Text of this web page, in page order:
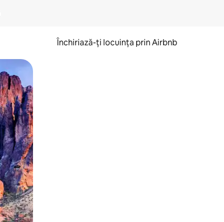
Închiriază-ți locuința prin Airbnb